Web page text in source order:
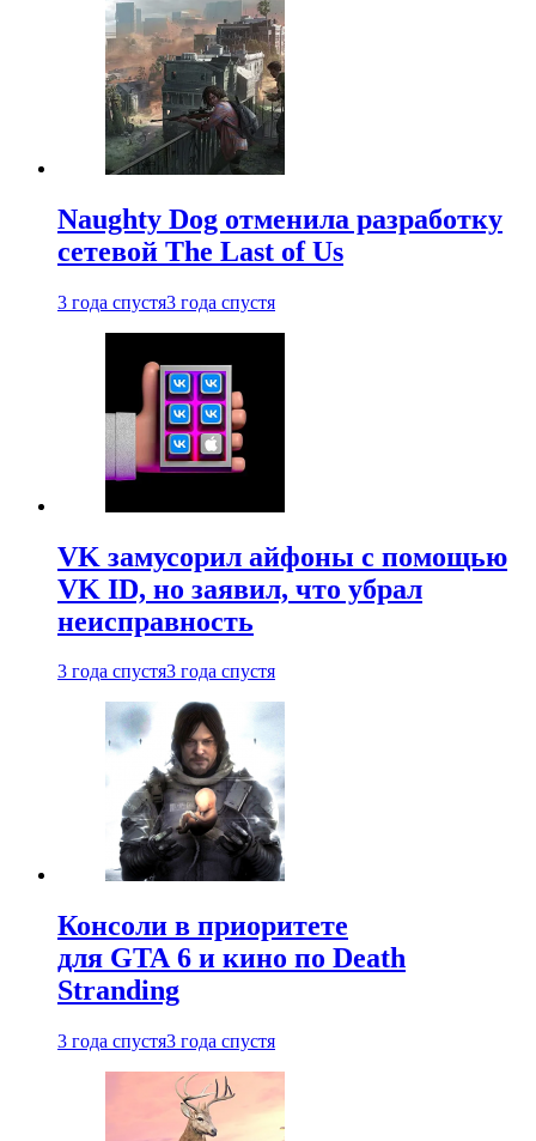
Naughty Dog отменила разработку
сетевой The Last of Us
3 года спустя3 года спустя
VK замусорил айфоны с помощью
VK ID, но заявил, что убрал
неисправность
3 года спустя3 года спустя
Консоли в приоритете
для GTA 6 и кино по Death
Stranding
3 года спустя3 года спустя